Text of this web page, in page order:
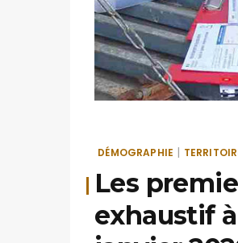
DÉMOGRAPHIE |
Les
exhaustif